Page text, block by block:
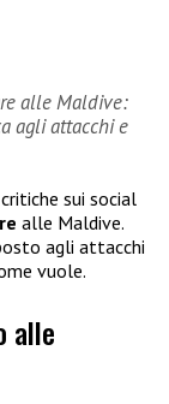
alle Maldive:
agli attacchi e
sui social
alle Maldive.
agli attacchi
vuole.
alle